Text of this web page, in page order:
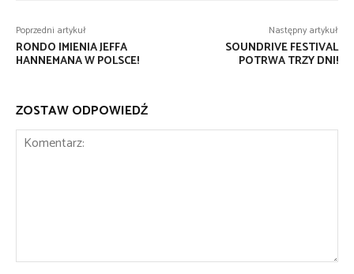
Poprzedni artykuł
RONDO IMIENIA JEFFA
HANNEMANA W POLSCE!
Następny artykuł
SOUNDRIVE FESTIVAL
POTRWA TRZY DNI!
ZOSTAW ODPOWIEDŹ